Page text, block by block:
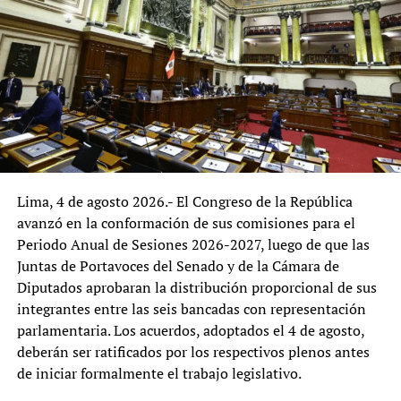
organizaciones agrarias, juntas de usuarios de riego,
cooperativas, agroexportadores, trabajadores agrarios,
comerciantes y empresas de la cadena agroalimentaria
podría enriquecer el diagnóstico, al incorporar la
experiencia de quienes interactúan de manera
permanente con los servicios que brinda el ministerio.
La reorganización del MIDAGRI representa una
adecuarla a los desafíos del desarrollo agrario. El
principal reto será que las reformas logren combinar
eficiencia administrativa, alineamiento con las políticas
nacionales y una amplia participación de los actores del
sector, con el propósito de consolidar una institución
orientada a responder de manera más efectiva a las
necesidades del agro peruano.
Lima, 4 de agosto 2026.- El Congreso de la República
avanzó en la conformación de sus comisiones para el
Periodo Anual de Sesiones 2026-2027, luego de que las
Juntas de Portavoces del Senado y de la Cámara de
Diputados aprobaran la distribución proporcional de sus
integrantes entre las seis bancadas con representación
parlamentaria. Los acuerdos, adoptados el 4 de agosto,
deberán ser ratificados por los respectivos plenos antes
de iniciar formalmente el trabajo legislativo.